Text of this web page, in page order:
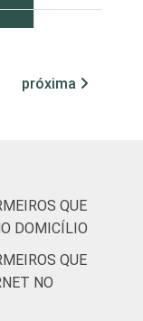
25
próxima
QUE
DOMICÍLIO
QUE
NO